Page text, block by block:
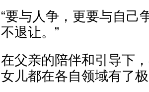
“要与人争，更要与自己
不退让。”
在父亲的陪伴和引导下
女儿都在各自领域有了极